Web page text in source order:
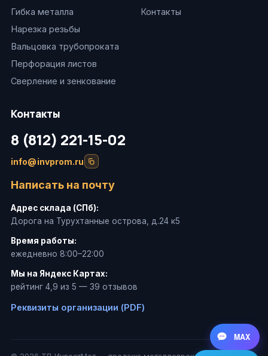
Гибка металла
Нарезка резьбы
Вальцовка трубопроката
Перфорация листов
Сверление и зенкование
Контакты
Контакты
8 (812) 221-15-02
info@invprom.ru
Написать на почту
Адрес склада (СПб):
Дорога на Турухтанные острова, д.24 к5
Время работы:
ежедневно 8:00–22:00
Мы на Яндекс Картах:
рейтинг 4,9 из 5 — 39 отзывов
Реквизиты организации (PDF)
MAX